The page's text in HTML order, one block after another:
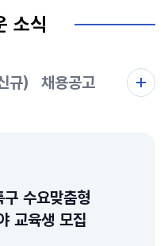
소식
규) 채용공고
수요맞춤형
교육생 모집